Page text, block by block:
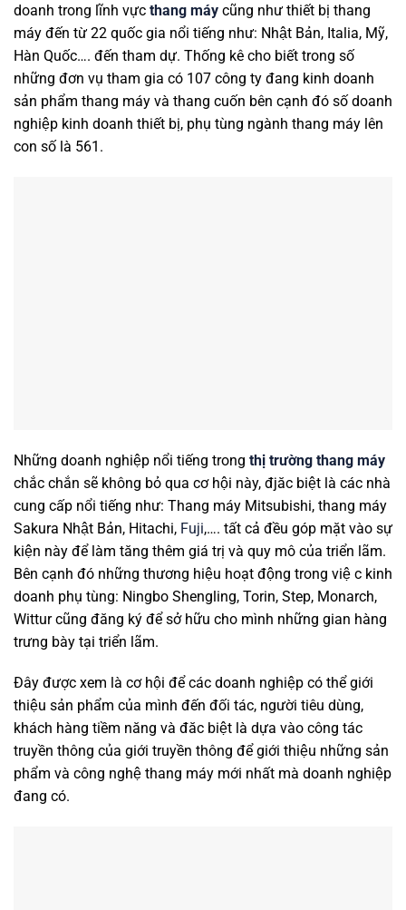
doanh trong lĩnh vực thang máy cũng như thiết bị thang
máy đến từ 22 quốc gia nổi tiếng như: Nhật Bản, Italia, Mỹ,
Hàn Quốc…. đến tham dự. Thống kê cho biết trong số
những đơn vụ tham gia có 107 công ty đang kinh doanh
sản phẩm thang máy và thang cuốn bên cạnh đó số doanh
nghiệp kinh doanh thiết bị, phụ tùng ngành thang máy lên
con số là 561.
Những doanh nghiệp nổi tiếng trong thị trường thang máy
chắc chắn sẽ không bỏ qua cơ hội này, đjăc biệt là các nhà
cung cấp nổi tiếng như: Thang máy Mitsubishi, thang máy
Sakura Nhật Bản, Hitachi, Fuji,…. tất cả đều góp mặt vào sự
kiện này để làm tăng thêm giá trị và quy mô của triển lãm.
Bên cạnh đó những thương hiệu hoạt động trong việ c kinh
doanh phụ tùng: Ningbo Shengling, Torin, Step, Monarch,
Wittur cũng đăng ký để sở hữu cho mình những gian hàng
trưng bày tại triển lãm.
Đây được xem là cơ hội để các doanh nghiệp có thể giới
thiệu sản phẩm của mình đến đối tác, người tiêu dùng,
khách hàng tiềm năng và đăc biệt là dựa vào công tác
truyền thông của giới truyền thông để giới thiệu những sản
phẩm và công nghệ thang máy mới nhất mà doanh nghiệp
đang có.